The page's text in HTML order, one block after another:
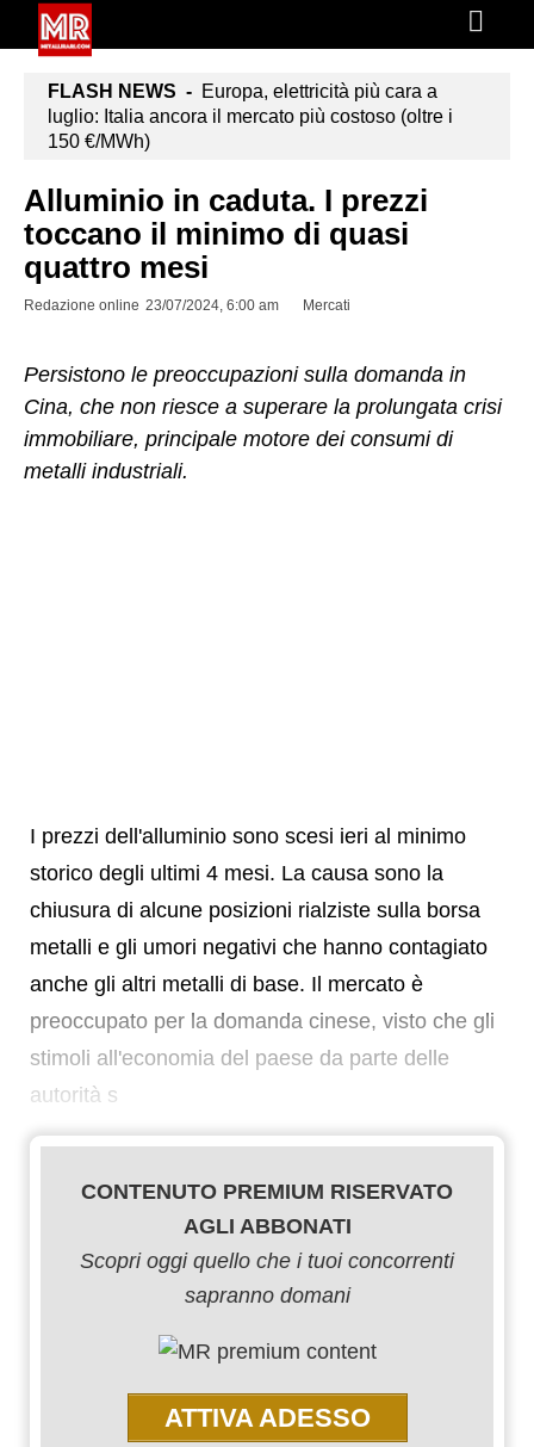
FLASH NEWS - Europa, elettricità più cara a
luglio: Italia ancora il mercato più costoso (oltre i
150 €/MWh)
Alluminio in caduta. I prezzi
toccano il minimo di quasi
quattro mesi
Redazione online 23/07/2024, 6:00 am Mercati
Persistono le preoccupazioni sulla domanda in
Cina, che non riesce a superare la prolungata crisi
immobiliare, principale motore dei consumi di
metalli industriali.
I prezzi dell'alluminio sono scesi ieri al minimo
storico degli ultimi 4 mesi. La causa sono la
chiusura di alcune posizioni rialziste sulla borsa
metalli e gli umori negativi che hanno contagiato
anche gli altri metalli di base. Il mercato è
preoccupato per la domanda cinese, visto che gli
stimoli all'economia del paese da parte delle
autorità s
CONTENUTO PREMIUM RISERVATO
AGLI ABBONATI
Scopri oggi quello che i tuoi concorrenti
sapranno domani
ATTIVA ADESSO